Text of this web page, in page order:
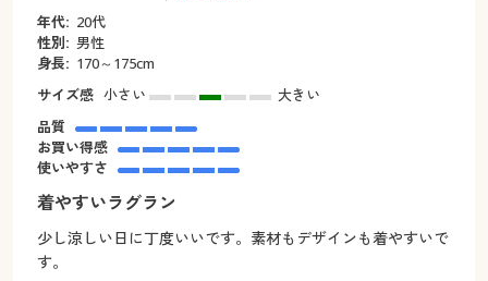
年代: 20代
性別: 男性
身長: 170～175cm
サイズ感 小さい
大きい
品質
お買い得感
使いやすさ
着やすいラグラン
少し涼しい日に丁度いいです。素材もデザインも着やすいで
す。